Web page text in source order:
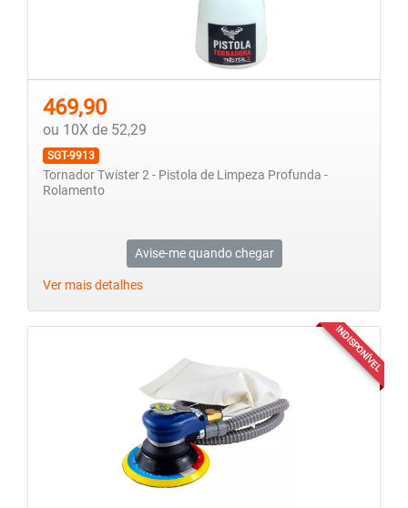
469,90
ou 10X de 52,29
SGT-9913
Tornador Twister 2 - Pistola de Limpeza Profunda -
Rolamento
Avise-me quando chegar
Ver mais detalhes
INDISPONÍVEL